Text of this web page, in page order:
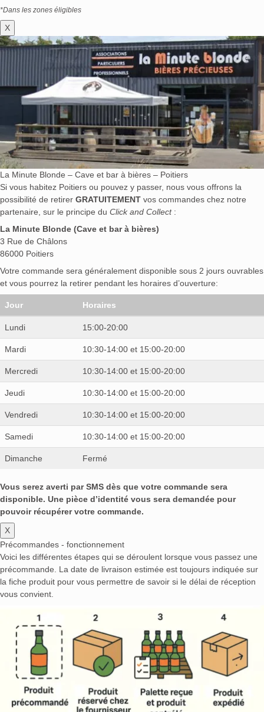
*Dans les zones éligibles
X
La Minute Blonde – Cave et bar à bières – Poitiers
Si vous habitez Poitiers ou pouvez y passer, nous vous offrons la
possibilité de retirer GRATUITEMENT vos commandes chez notre
partenaire, sur le principe du Click and Collect:
La Minute Blonde (Cave et bar à bières)
3 Rue de Châlons
86000 Poitiers
Votre commande sera généralement disponible sous 2 jours ouvrables
et vous pourrez la retirer pendant les horaires d’ouverture:
Jour Horaires
Lundi 15:00-20:00
Mardi 10:30-14:00 et 15:00-20:00
Mercredi 10:30-14:00 et 15:00-20:00
Jeudi 10:30-14:00 et 15:00-20:00
Vendredi 10:30-14:00 et 15:00-20:00
Samedi 10:30-14:00 et 15:00-20:00
Dimanche Fermé
Vous serez averti par SMS dès que votre commande sera
disponible. Une pièce d’identité vous sera demandée pour
pouvoir récupérer votre commande.
X
Précommandes - fonctionnement
Voici les différentes étapes qui se déroulent lorsque vous passez une
précommande. La date de livraison estimée est toujours indiquée sur
la fiche produit pour vous permettre de savoir si le délai de réception
vous convient.